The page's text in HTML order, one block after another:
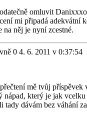
omluvit
mi připadá adekvátní
něj je nyní zcestné.
4. 6. 2011 v 0:37:54
mě tvůj příspěvek
nápad, který je jak
tady dávám bez váhání